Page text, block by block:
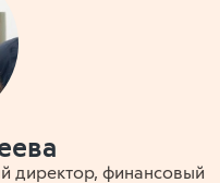
директор, финансовый